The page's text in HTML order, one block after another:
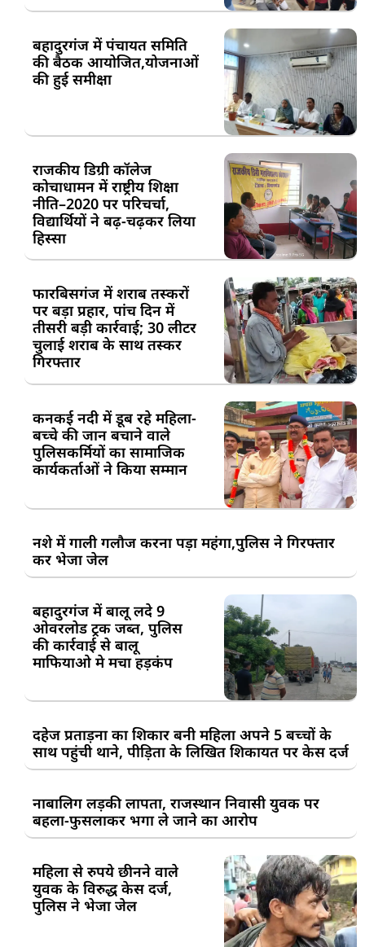
बहादुरगंज में पंचायत समिति
की बैठक आयोजित,योजनाओं
की हुई समीक्षा
राजकीय डिग्री कॉलेज
कोचाधामन में राष्ट्रीय शिक्षा
नीति–2020 पर परिचर्चा,
विद्यार्थियों ने बढ़-चढ़कर लिया
हिस्सा
फारबिसगंज में शराब तस्करों
पर बड़ा प्रहार, पांच दिन में
तीसरी बड़ी कार्रवाई; 30 लीटर
चुलाई शराब के साथ तस्कर
गिरफ्तार
कनकई नदी में डूब रहे महिला-
बच्चे की जान बचाने वाले
पुलिसकर्मियों का सामाजिक
कार्यकर्ताओं ने किया सम्मान
नशे में गाली गलौज करना पड़ा महंगा,पुलिस ने गिरफ्तार
कर भेजा जेल
बहादुरगंज में बालू लदे 9
ओवरलोड ट्रक जब्त, पुलिस
की कार्रवाई से बालू
माफियाओ मे मचा हड़कंप
दहेज प्रताड़ना का शिकार बनी महिला अपने 5 बच्चों के
साथ पहुंची थाने, पीड़िता के लिखित शिकायत पर केस दर्ज
नाबालिग लड़की लापता, राजस्थान निवासी युवक पर
बहला-फुसलाकर भगा ले जाने का आरोप
महिला से रुपये छीनने वाले
युवक के विरुद्ध केस दर्ज,
पुलिस ने भेजा जेल